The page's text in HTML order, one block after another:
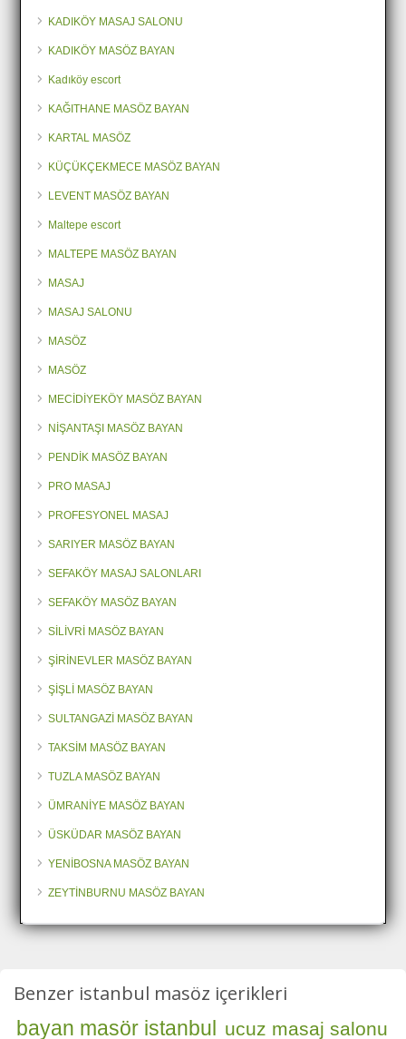
KADIKÖY MASAJ SALONU
KADIKÖY MASÖZ BAYAN
Kadıköy escort
KAĞITHANE MASÖZ BAYAN
KARTAL MASÖZ
KÜÇÜKÇEKMECE MASÖZ BAYAN
LEVENT MASÖZ BAYAN
Maltepe escort
MALTEPE MASÖZ BAYAN
MASAJ
MASAJ SALONU
MASÖZ
MASÖZ
MECİDİYEKÖY MASÖZ BAYAN
NİŞANTAŞI MASÖZ BAYAN
PENDİK MASÖZ BAYAN
PRO MASAJ
PROFESYONEL MASAJ
SARIYER MASÖZ BAYAN
SEFAKÖY MASAJ SALONLARI
SEFAKÖY MASÖZ BAYAN
SİLİVRİ MASÖZ BAYAN
ŞİRİNEVLER MASÖZ BAYAN
ŞİŞLİ MASÖZ BAYAN
SULTANGAZİ MASÖZ BAYAN
TAKSİM MASÖZ BAYAN
TUZLA MASÖZ BAYAN
ÜMRANİYE MASÖZ BAYAN
ÜSKÜDAR MASÖZ BAYAN
YENİBOSNA MASÖZ BAYAN
ZEYTİNBURNU MASÖZ BAYAN
Benzer istanbul masöz içerikleri
bayan masör istanbul ucuz masaj salonu